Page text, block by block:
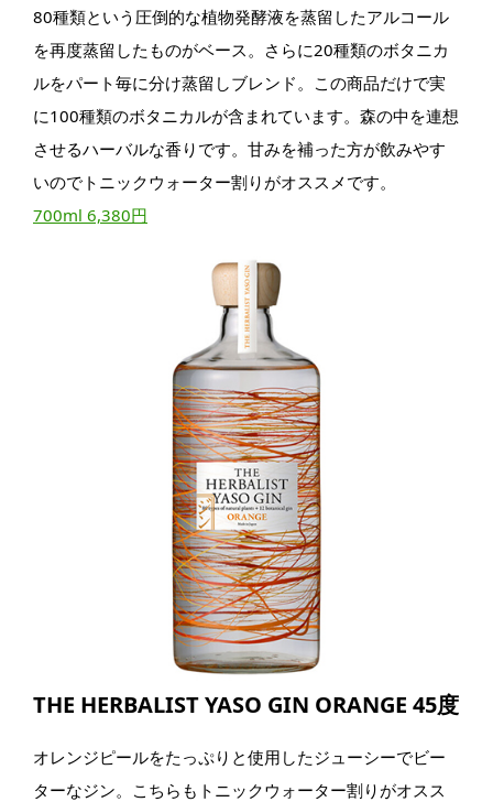
80種類という圧倒的な植物発酵液を蒸留したアルコール
を再度蒸留したものがベース。さらに20種類のボタニカ
ルをパート毎に分け蒸留しブレンド。この商品だけで実
に100種類のボタニカルが含まれています。森の中を連想
させるハーバルな香りです。甘みを補った方が飲みやす
いのでトニックウォーター割りがオススメです。
700ml 6,380円
THE HERBALIST YASO GIN ORANGE 45度
オレンジピールをたっぷりと使用したジューシーでビー
ターなジン。こちらもトニックウォーター割りがオスス